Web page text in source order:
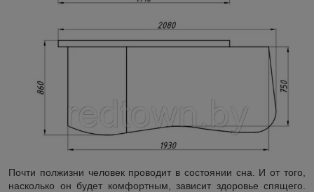
Почти полжизни человек проводит в состоянии сна. И от того,
насколько он будет комфортным, зависит здоровье спящего.